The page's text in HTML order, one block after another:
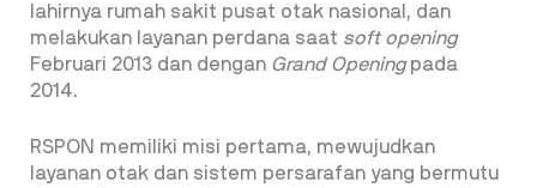
lahirnya rumah sakit pusat otak nasional, dan
melakukan layanan perdana saat soft opening
Februari 2013 dan dengan Grand Openingpada
2014.
RSPON memiliki misi pertama, mewujudkan
layanan otak dan sistem persarafan yang bermutu